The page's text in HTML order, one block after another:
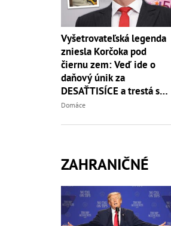
Vyšetrovateľská legenda
zniesla Korčoka pod
čiernu zem: Veď ide o
daňový únik za
DESAŤTISÍCE a trestá sa
basou!
Domáce
ZAHRANIČNÉ